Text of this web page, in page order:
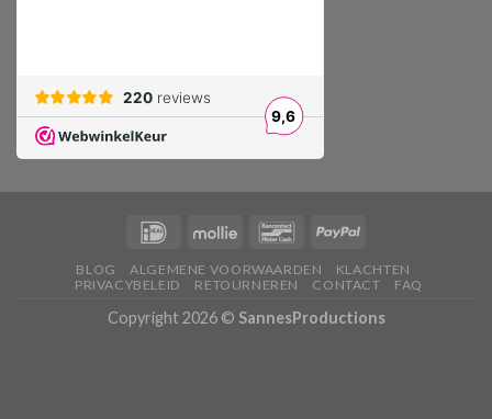
BLOG ALGEMENE VOORWAARDEN
KLACHTEN
PRIVACYBELEID
RETOURNEREN CONTACT FAQ
Copyright 2026 © SannesProductions